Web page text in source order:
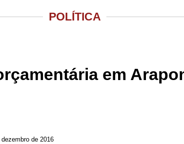
POLÍTICA
em
de 2016